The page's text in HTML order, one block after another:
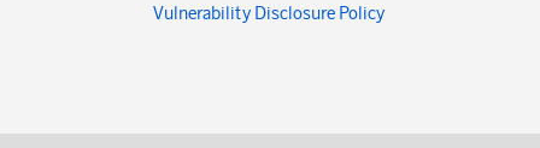
Vulnerability Disclosure Policy